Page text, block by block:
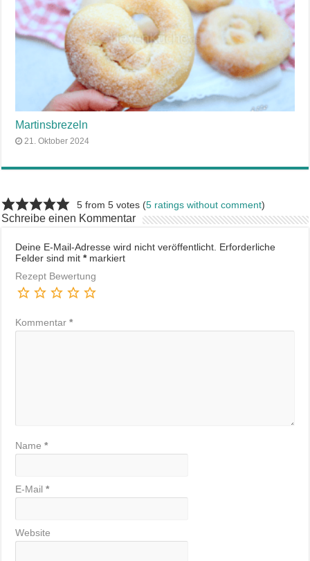
Martinsbrezeln
21. Oktober 2024
5 from 5 votes (5 ratings without comment)
Schreibe einen Kommentar
Deine E-Mail-Adresse wird nicht veröffentlicht. Erforderliche
Felder sind mit*markiert
Rezept Bewertung
Kommentar*
Name*
E-Mail*
Website